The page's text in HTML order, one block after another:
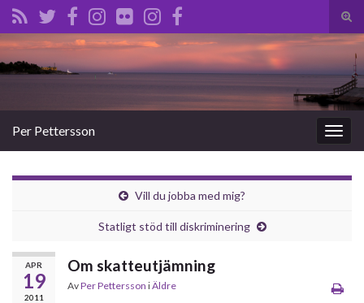
Slå
på/
Search for:
Slå
på/av
Per Pettersson
Vill du jobba med mig?
Statligt stöd till diskriminering
APR
19
2011
Om skatteutjämning
AvPer Pettersson iÄldre